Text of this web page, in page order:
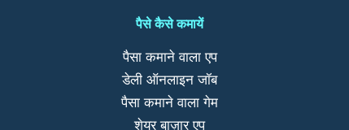
पैसे कैसे कमायें
पैसा कमाने वाला एप
डेली ऑनलाइन जॉब
पैसा कमाने वाला गेम
शेयर बाज़ार एप